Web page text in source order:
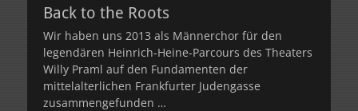
Back to the Roots
Wir haben uns 2013 als Männerchor für den
legendären Heinrich-Heine-Parcours des Theaters
Willy Praml auf den Fundamenten der
mittelalterlichen Frankfurter Judengasse
zusammengefunden …